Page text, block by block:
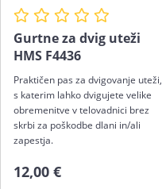
Gurtne za dvig uteži
HMS F4436
Praktičen pas za dvigovanje uteži,
s katerim lahko dvigujete velike
obremenitve v telovadnici brez
skrbi za poškodbe dlani in/ali
zapestja.
12,00 €